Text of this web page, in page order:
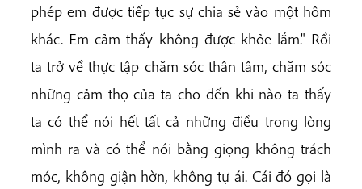
phép em được tiếp tục sự chia sẻ vào một hôm
khác. Em cảm thấy không được khỏe lắm." Rồi
ta trở về thực tập chăm sóc thân tâm, chăm sóc
những cảm thọ của ta cho đến khi nào ta thấy
ta có thể nói hết tất cả những điều trong lòng
mình ra và có thể nói bằng giọng không trách
móc, không giận hờn, không tự ái. Cái đó gọi là